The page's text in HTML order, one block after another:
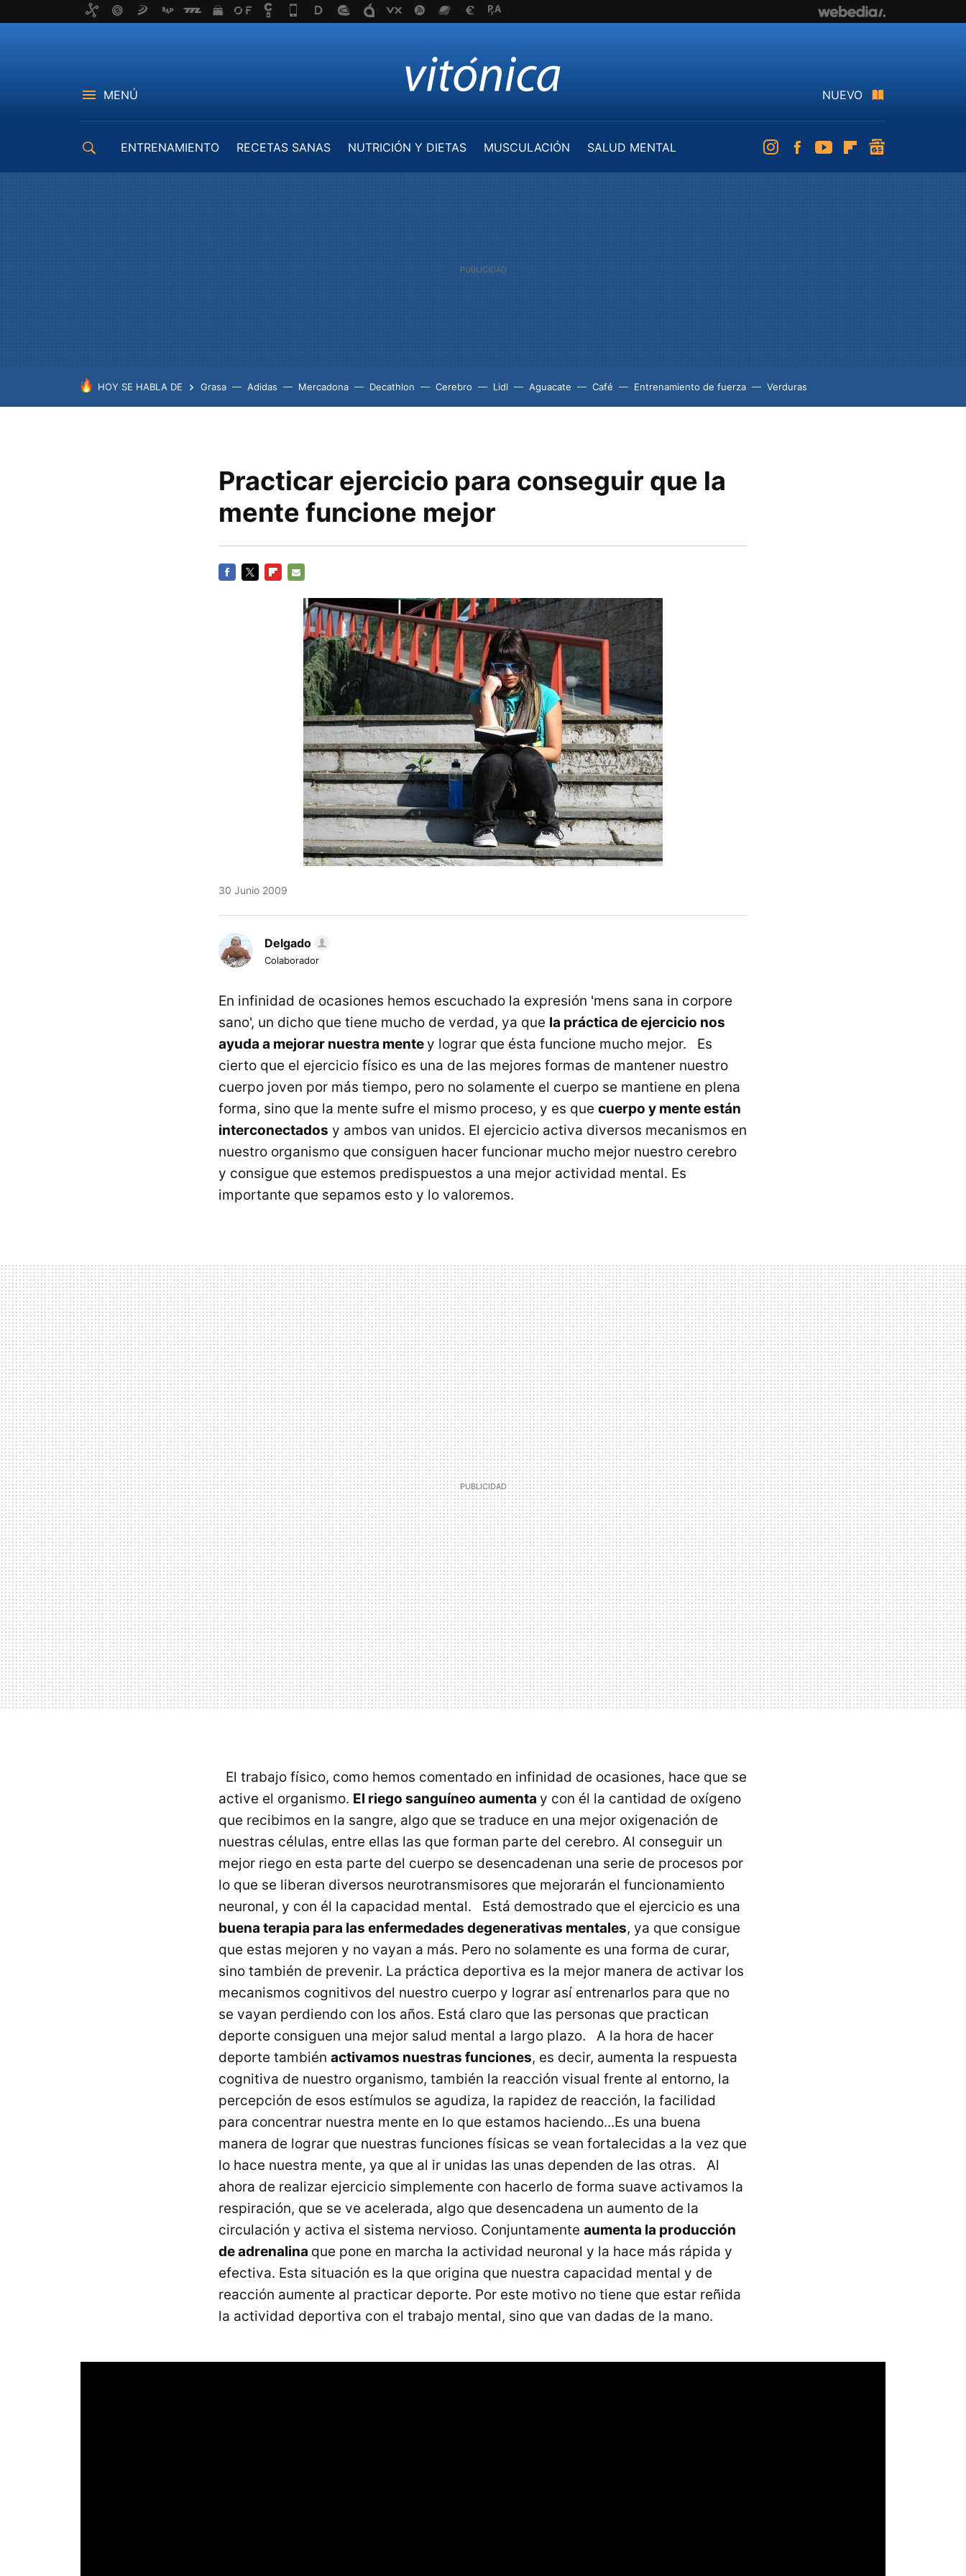
MENÚ NUEVO
ENTRENAMIENTO RECETAS SANAS NUTRICIÓN Y DIETAS MUSCULACIÓN
SALUD MENTAL
InstagramFacebookYoutubeFlipboard
HOY SE HABLA DE Grasa Adidas Mercadona Decathlon Cerebro Lidl Aguacate Café Entrenamiento de fuerza Verduras
Practicar ejercicio para conseguir que la
mente funcione mejor
MAIL
30 Junio 2009
Delgado
Colaborador
En infinidad de ocasiones hemos escuchado la expresión 'mens sana in corpore
sano', un dicho que tiene mucho de verdad, ya que la práctica de ejercicio nos
ayuda a mejorar nuestra mentey lograr que ésta funcione mucho mejor. Es
cierto que el ejercicio físico es una de las mejores formas de mantener nuestro
cuerpo joven por más tiempo, pero no solamente el cuerpo se mantiene en plena
forma, sino que la mente sufre el mismo proceso, y es que cuerpo y mente están
interconectados y ambos van unidos. El ejercicio activa diversos mecanismos en
nuestro organismo que consiguen hacer funcionar mucho mejor nuestro cerebro
y consigue que estemos predispuestos a una mejor actividad mental. Es
importante que sepamos esto y lo valoremos.
El trabajo físico, como hemos comentado en infinidad de ocasiones, hace que se
active el organismo. El riego sanguíneo aumenta y con él la cantidad de oxígeno
que recibimos en la sangre, algo que se traduce en una mejor oxigenación de
nuestras células, entre ellas las que forman parte del cerebro. Al conseguir un
mejor riego en esta parte del cuerpo se desencadenan una serie de procesos por
lo que se liberan diversos neurotransmisores que mejorarán el funcionamiento
neuronal, y con él la capacidad mental. Está demostrado que el ejercicio es una
buena terapia para las enfermedades degenerativas mentales, ya que consigue
que estas mejoren y no vayan a más. Pero no solamente es una forma de curar,
sino también de prevenir. La práctica deportiva es la mejor manera de activar los
mecanismos cognitivos del nuestro cuerpo y lograr así entrenarlos para que no
se vayan perdiendo con los años. Está claro que las personas que practican
deporte consiguen una mejor salud mental a largo plazo. A la hora de hacer
deporte también activamos nuestras funciones, es decir, aumenta la respuesta
cognitiva de nuestro organismo, también la reacción visual frente al entorno, la
percepción de esos estímulos se agudiza, la rapidez de reacción, la facilidad
para concentrar nuestra mente en lo que estamos haciendo...Es una buena
manera de lograr que nuestras funciones físicas se vean fortalecidas a la vez que
lo hace nuestra mente, ya que al ir unidas las unas dependen de las otras. Al
ahora de realizar ejercicio simplemente con hacerlo de forma suave activamos la
respiración, que se ve acelerada, algo que desencadena un aumento de la
circulación y activa el sistema nervioso. Conjuntamente aumenta la producción
de adrenalina que pone en marcha la actividad neuronal y la hace más rápida y
efectiva. Esta situación es la que origina que nuestra capacidad mental y de
reacción aumente al practicar deporte. Por este motivo no tiene que estar reñida
la actividad deportiva con el trabajo mental, sino que van dadas de la mano.